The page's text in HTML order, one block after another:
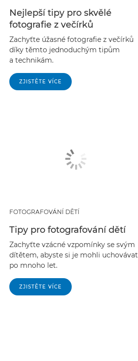
Nejlepší tipy pro skvělé
fotografie z večírků
Zachyťte úžasné fotografie z večírků
díky těmto jednoduchým tipům
a technikám.
ZJISTĚTE VÍCE
FOTOGRAFOVÁNÍ DĚTÍ
Tipy pro fotografování dětí
Zachyťte vzácné vzpomínky se svým
dítětem, abyste si je mohli uchovávat
po mnoho let.
ZJISTĚTE VÍCE